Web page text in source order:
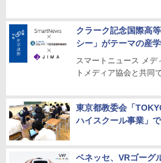
クラーク記念国際高
シー」がテーマの産
スマートニュース メデ
トメディア協会と共同
東京都教委会「
ハイスクール事業」
ベネッセ、VRゴーグ